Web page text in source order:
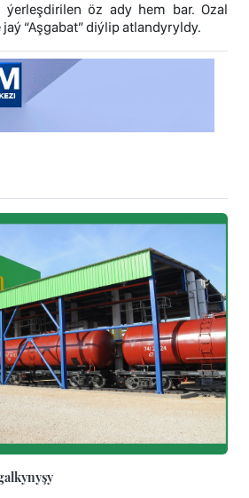
ýerleşdirilen öz ady hem bar. Ozal
“Aşgabat” diýlip atlandyryldy.